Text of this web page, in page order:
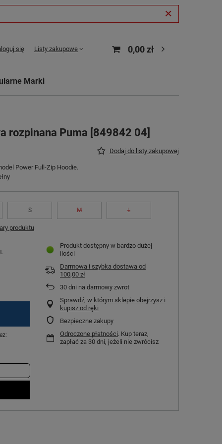
się Listy zakupowe 0,00 zł
Marki
rozpinana Puma [849842 04]
Dodaj do listy zakupowej
Power Full-Zip Hoodie.
S M L
produktu
Produkt dostępny w bardzo dużej
ilości
Darmowa i szybka dostawa od
100,00 zł
30 dni na darmowy zwrot
Sprawdź, w którym sklepie obejrzysz i
kupisz od ręki
Bezpieczne zakupy
Odroczone płatności. Kup teraz,
zapłać za 30 dni, jeżeli nie zwrócisz